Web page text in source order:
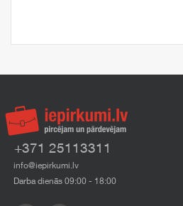
+371 25113311
info@iepirkumi.lv
Darba dienās 09:00 - 18:00